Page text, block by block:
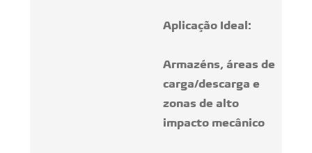
Aplicação Ideal:
Armazéns, áreas de
carga/descarga e
zonas de alto
impacto mecânico